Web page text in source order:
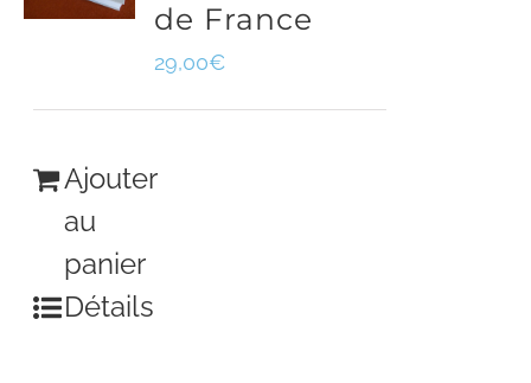
de France
29,00€
Ajouter
au
panier
Détails